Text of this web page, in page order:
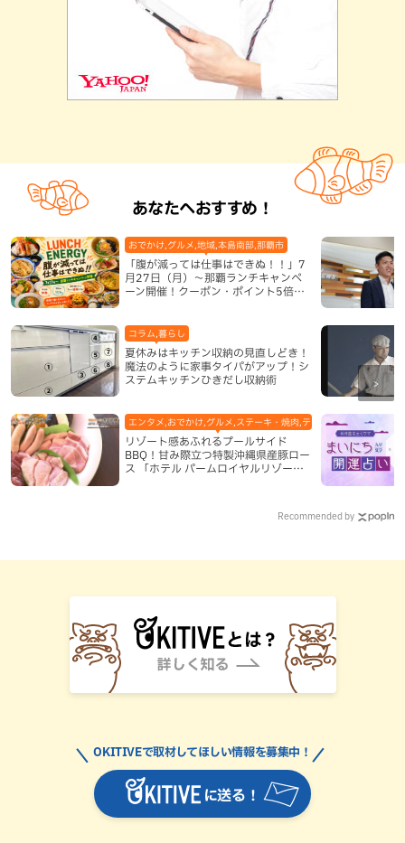
あなたへおすすめ！
「腹が減っては仕事はできぬ！！」7
月27日（月）〜那覇ランチキャンペ
ーン開催！クーポン・ポイント5倍・
おでかけ,グルメ,地域,本島南部,那覇市
夏休みはキッチン収納の見直しどき！
魔法のように家事タイパがアップ！シ
ステムキッチンひきだし収納術
コラム,暮らし
リゾート感あふれるプールサイド
BBQ！甘み際立つ特製沖縄県産豚ロー
ス 「ホテル パームロイヤルリゾート
エンタメ,おでかけ,グルメ,ステーキ・焼肉,テレビ,ホテル,地域,本島
Recommended by
に送る！
OKITIVEで取材してほしい情報を募集中！